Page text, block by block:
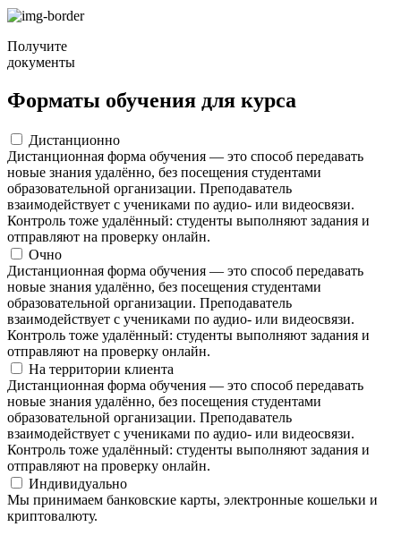
Получите
документы
Форматы обучения для курса
Дистанционно
Дистанционная форма обучения — это способ передавать
новые знания удалённо, без посещения студентами
образовательной организации. Преподаватель
взаимодействует с учениками по аудио- или видеосвязи.
Контроль тоже удалённый: студенты выполняют задания и
отправляют на проверку онлайн.
Очно
Дистанционная форма обучения — это способ передавать
новые знания удалённо, без посещения студентами
образовательной организации. Преподаватель
взаимодействует с учениками по аудио- или видеосвязи.
Контроль тоже удалённый: студенты выполняют задания и
отправляют на проверку онлайн.
На территории клиента
Дистанционная форма обучения — это способ передавать
новые знания удалённо, без посещения студентами
образовательной организации. Преподаватель
взаимодействует с учениками по аудио- или видеосвязи.
Контроль тоже удалённый: студенты выполняют задания и
отправляют на проверку онлайн.
Индивидуально
Мы принимаем банковские карты, электронные кошельки и
криптовалюту.